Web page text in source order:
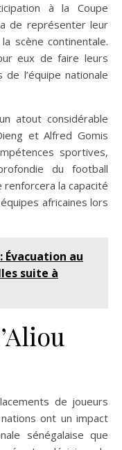
à la Coupe
de représenter leur
scène continentale.
eux de faire leurs
l’équipe nationale
atout considérable
et Alfred Gomis
sportives,
du football
renforcera la capacité
africaines lors
Évacuation au
suite à
de joueurs
ont un impact
sénégalaise que